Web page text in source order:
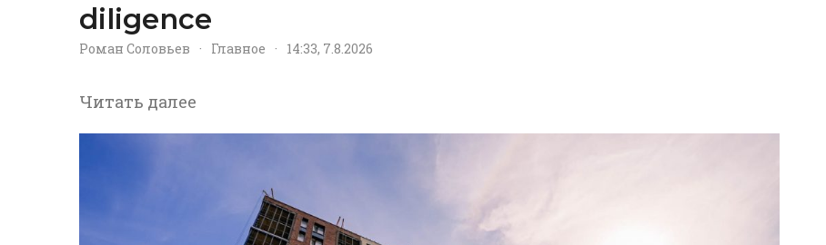
diligence
Роман Соловьев · Главное · 14:33, 7.8.2026
Читать далее